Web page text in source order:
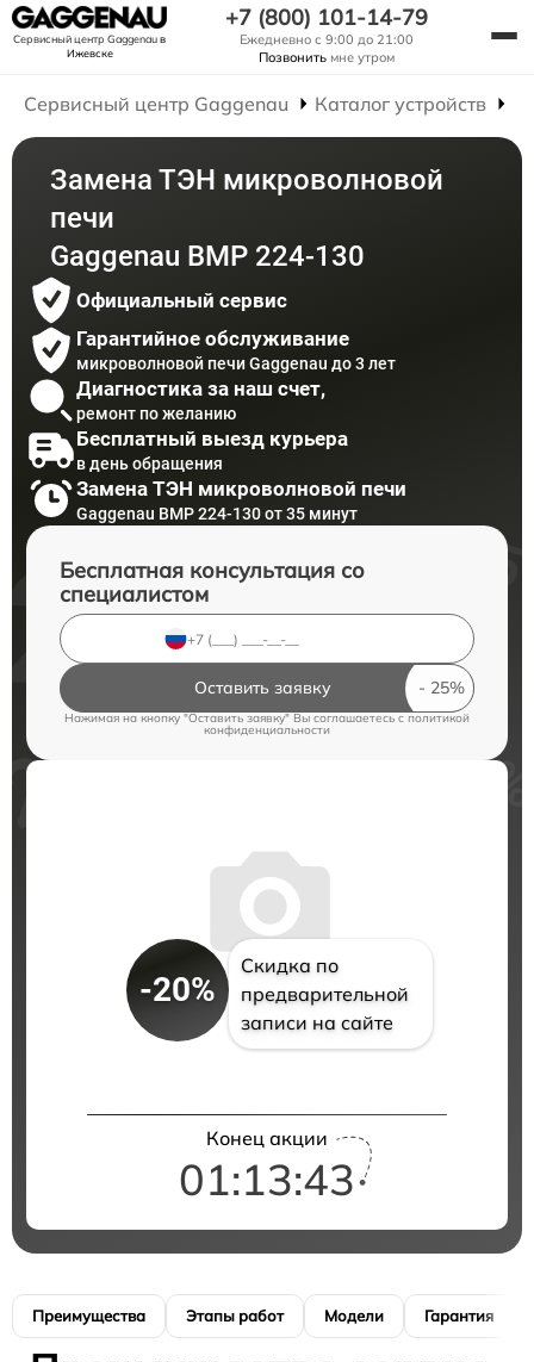
Сервисный центр Gaggenauв
Ижевске
+7 (800) 101-14-79
Ежедневно с 9:00 до 21:00
Позвонить мне утром
Сервисный центр Gaggenau Каталог устройств
Замена ТЭН микроволновой
печи
Gaggenau BMP 224-130
Официальный сервис
Гарантийное обслуживание
микроволновой печи Gaggenau до 3 лет
Диагностика за наш счет,
ремонт по желанию
Бесплатный выезд курьера
в день обращения
Замена ТЭН микроволновой печи
Gaggenau BMP 224-130 от 35 минут
Бесплатная консультация со
специалистом
Оставить заявку
Нажимая на кнопку "Оставить заявку" Вы соглашаетесь cполитикой
конфиденциальности
-20%
Скидка по
предварительной
записи на сайте
Конец акции
01:13:42
Преимущества Этапы работ Модели Гарантия